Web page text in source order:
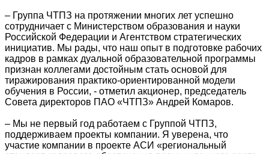
– Группа ЧТПЗ на протяжении многих лет успешно
сотрудничает с Министерством образования и науки
Российской Федерации и Агентством стратегических
инициатив. Мы рады, что наш опыт в подготовке рабочих
кадров в рамках дуальной образовательной программы
признан коллегами достойным стать основой для
тиражирования практико-ориентированной модели
обучения в России, - отметил акционер, председатель
Совета директоров ПАО «ЧТПЗ» Андрей Комаров.
– Мы не первый год работаем с Группой ЧТПЗ,
поддерживаем проекты компании. Я уверена, что
участие компании в проекте АСИ «региональный